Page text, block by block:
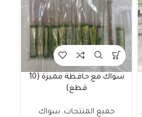
,
سواك مع حافظة مميزة (10
قطع)
جميع المنتجات, سواك